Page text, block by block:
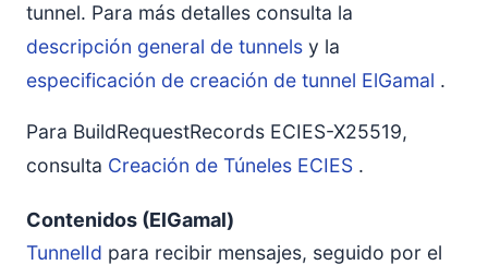
tunnel. Para más detalles consulta la
descripción general de tunnels y la
especificación de creación de tunnel ElGamal .
Para BuildRequestRecords ECIES-X25519,
consulta Creación de Túneles ECIES .
Contenidos (ElGamal)
TunnelId para recibir mensajes, seguido por el